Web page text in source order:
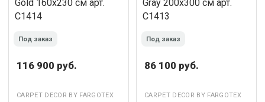
Под заказ
116 900 руб.
CARPET DECOR BY FARGOTEX
Под заказ
86 100 руб.
CARPET DECOR BY FARGOTEX